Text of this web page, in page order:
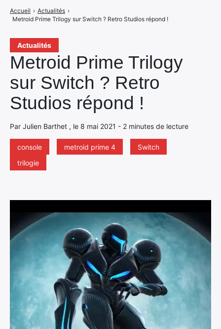
Actualités
Metroid Prime Trilogy
sur Switch ? Retro
Studios répond !
Par Julien Barthet , le 8 mai 2021 - 2 minutes de lecture
console metroid prime 4
Switch
trilogie
Accueil › Actualités ›
Metroid Prime Trilogy sur Switch ? Retro Studios répond !